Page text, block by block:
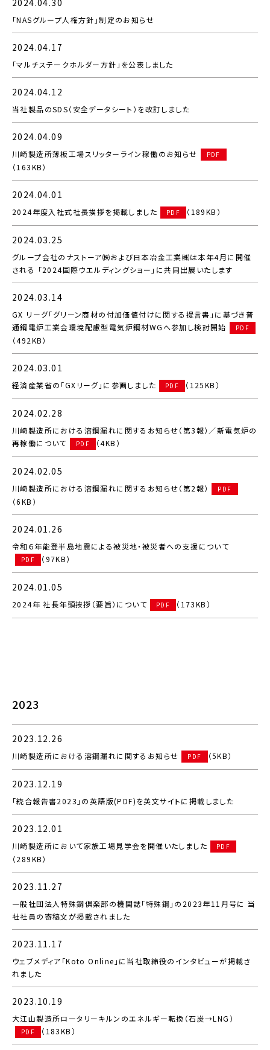
2024.04.30
「NASグループ人権方針」制定のお知らせ
2024.04.17
「マルチステークホルダー方針」を公表しました
2024.04.12
当社製品のSDS（安全データシート）を改訂しました
2024.04.09
川崎製造所薄板工場スリッターライン稼働のお知らせ PDF
（163KB）
2024.04.01
2024年度入社式社長挨拶を掲載しました PDF （189KB）
2024.03.25
グループ会社のナストーア㈱および日本冶金工業㈱は本年4月に開催
される 「2024国際ウエルディングショー」に共同出展いたします
2024.03.14
GX リーグ「グリーン商材の付加価値付けに関する提言書」に基づき普
通鋼電炉工業会環境配慮型電気炉鋼材WGへ参加し検討開始
PDF
（492KB）
2024.03.01
経済産業省の「GXリーグ」に参画しました PDF （125KB）
2024.02.28
川崎製造所における溶鋼漏れに関するお知らせ（第3報）／新電気炉の
再稼働について
PDF （4KB）
2024.02.05
川崎製造所における溶鋼漏れに関するお知らせ（第2報） PDF
（6KB）
2024.01.26
令和６年能登半島地震による被災地・被災者への支援について
PDF （97KB）
2024.01.05
2024年 社長年頭挨拶（要旨）について PDF （173KB）
2023
2023.12.26
川崎製造所における溶鋼漏れに関するお知らせ PDF （5KB）
2023.12.19
「統合報告書2023」の英語版(PDF)を英文サイトに掲載しました
2023.12.01
川崎製造所において家族工場見学会を開催いたしました PDF
（289KB）
2023.11.27
一般社団法人特殊鋼倶楽部の機関誌「特殊鋼」の2023年11月号に 当
社社員の寄稿文が掲載されました
2023.11.17
ウェブメディア「Koto Online」に当社取締役のインタビューが掲載さ
れました
2023.10.19
大江山製造所ロータリーキルンのエネルギー転換（石炭→LNG）
PDF （183KB）